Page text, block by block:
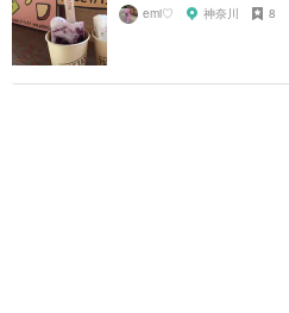
emi♡ 神奈川 8